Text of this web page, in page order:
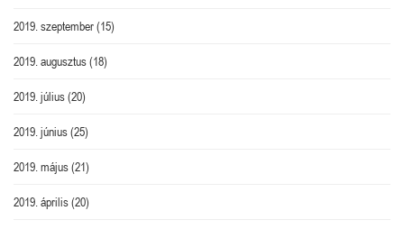
2019. szeptember(15)
2019. augusztus(18)
2019. július(20)
2019. június(25)
2019. május(21)
2019. április(20)